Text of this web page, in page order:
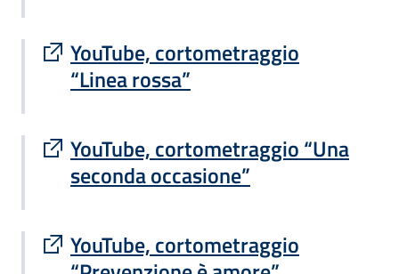
YouTube, cortometraggio
“Linea rossa”
Sito esterno : apre una nuova finestra
YouTube, cortometraggio “Una
seconda occasione”
Sito esterno : apre una nuova finestra
YouTube, cortometraggio
Sito esterno : apre una nuova finestra